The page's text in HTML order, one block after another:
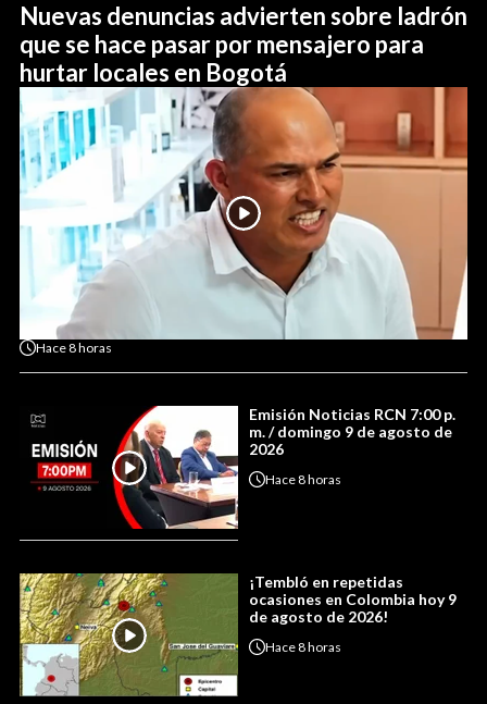
Nuevas denuncias advierten sobre ladrón
que se hace pasar por mensajero para
hurtar locales en Bogotá
Hace8 horas
Emisión Noticias RCN 7:00 p.
m. / domingo 9 de agosto de
2026
Hace8 horas
¡Tembló en repetidas
ocasiones en Colombia hoy 9
de agosto de 2026!
Hace8 horas